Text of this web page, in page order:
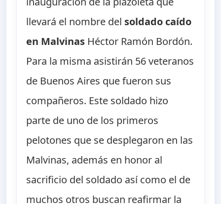
llevará el nombre del soldado caído
en Malvinas Héctor Ramón Bordón.
Para la misma asistirán 56 veteranos
de Buenos Aires que fueron sus
compañeros. Este soldado hizo
parte de uno de los primeros
pelotones que se desplegaron en las
Malvinas, además en honor al
sacrificio del soldado así como el de
muchos otros buscan reafirmar la